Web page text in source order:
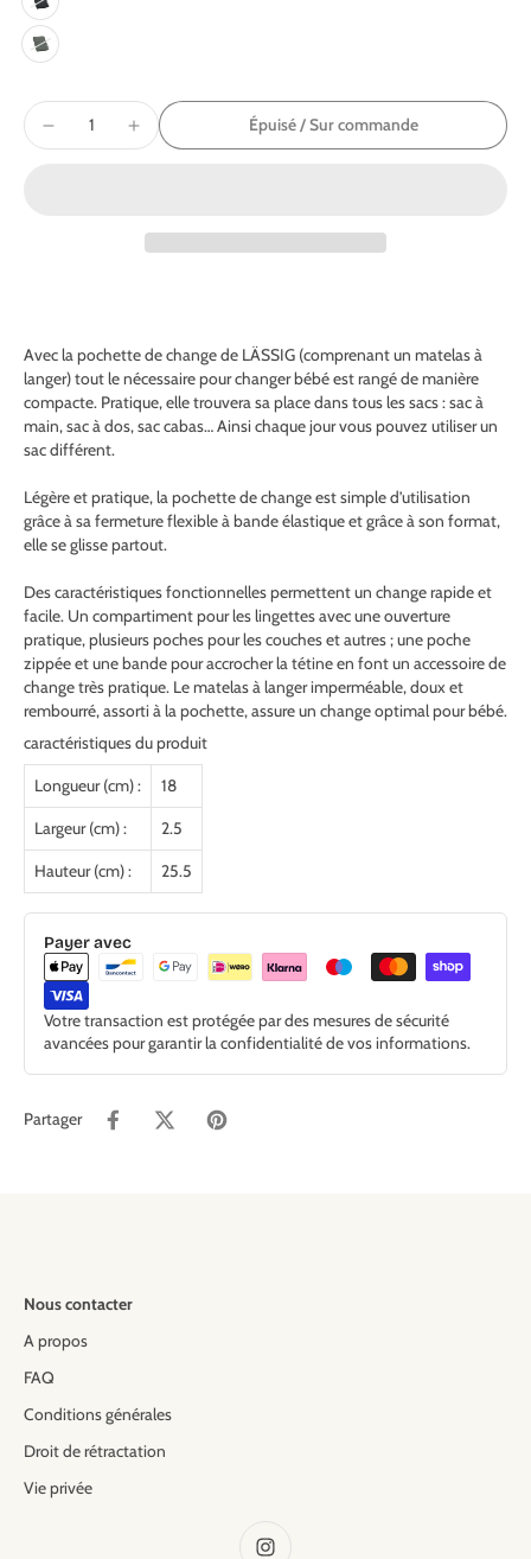
Épuisé / Sur commande
Avec la pochette de change de LÄSSIG (comprenant un matelas à
langer) tout le nécessaire pour changer bébé est rangé de manière
compacte. Pratique, elle trouvera sa place dans tous les sacs : sac à
main, sac à dos, sac cabas… Ainsi chaque jour vous pouvez utiliser un
sac différent.
Légère et pratique, la pochette de change est simple d’utilisation
grâce à sa fermeture flexible à bande élastique et grâce à son format,
elle se glisse partout.
Des caractéristiques fonctionnelles permettent un change rapide et
facile. Un compartiment pour les lingettes avec une ouverture
pratique, plusieurs poches pour les couches et autres ; une poche
zippée et une bande pour accrocher la tétine en font un accessoire de
change très pratique. Le matelas à langer imperméable, doux et
rembourré, assorti à la pochette, assure un change optimal pour bébé.
caractéristiques du produit
Longueur (cm) : 18
Largeur (cm) : 2.5
Hauteur (cm) : 25.5
Payer avec
Votre transaction est protégée par des mesures de sécurité
avancées pour garantir la confidentialité de vos informations.
Partager
Nous contacter
A propos
FAQ
Conditions générales
Droit de rétractation
Vie privée